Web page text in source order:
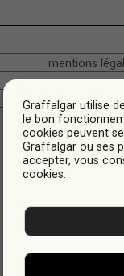
mentions
Hôtel Café
* Les tarifs sont
Graffalgar utilise
le bon
cookies peuvent
Graffalgar ou ses
accepter, vous
cookies.